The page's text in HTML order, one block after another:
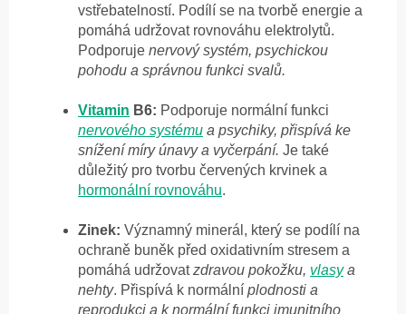
vstřebatelností. Podílí se na tvorbě energie a
pomáhá udržovat rovnováhu elektrolytů.
Podporuje nervový systém, psychickou
pohodu a správnou funkci svalů.
Vitamin B6: Podporuje normální funkci
nervového systému a psychiky, přispívá ke
snížení míry únavy a vyčerpání. Je také
důležitý pro tvorbu červených krvinek a
hormonální rovnováhu.
Zinek: Významný minerál, který se podílí na
ochraně buněk před oxidativním stresem a
pomáhá udržovatzdravou pokožku, vlasya
nehty. Přispívá k normální plodnosti a
reprodukci a k normální funkci imunitního